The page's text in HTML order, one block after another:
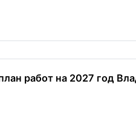
работ на 2027 год